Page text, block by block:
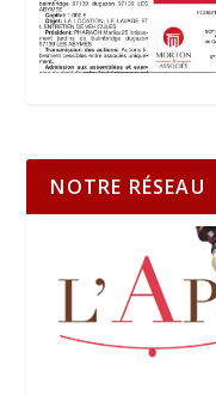
NOTRE RÉSEAU